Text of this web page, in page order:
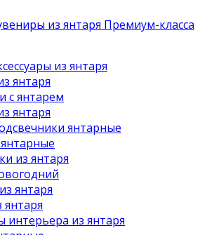
из янтаря Премиум-класса
из янтаря
янтаря
с янтарем
янтаря
янтарные
из янтаря
янтаря
янтаря
интерьера из янтаря